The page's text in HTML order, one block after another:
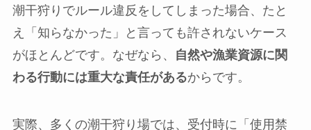
潮干狩りでルール違反をしてしまった場合、たと
え「知らなかった」と言っても許されないケース
がほとんどです。なぜなら、
自然や漁業資源に関
わる行動には重大な責任があるからです。
実際、多くの潮干狩り場では、受付時に「使用禁